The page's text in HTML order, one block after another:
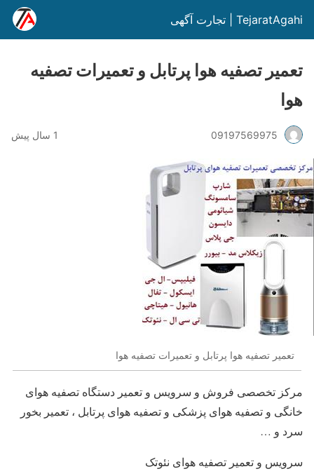
TejaratAgahi | تجارت آگهی
تعمیر تصفیه هوا پرتابل و تعمیرات تصفیه
هوا
09197569975 1 سال پیش
تعمیر تصفیه هوا پرتابل و تعمیرات تصفیه هوا
مرکز تخصصی فروش و سرویس و تعمیر دستگاه تصفیه هوای
خانگی و تصفیه هوای پزشکی و تصفیه هوای پرتابل ، تعمیر بخور
سرد و …
سرویس و تعمیر تصفیه هوای نئوتک